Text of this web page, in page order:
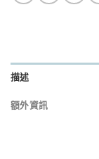
描述
額外資訊